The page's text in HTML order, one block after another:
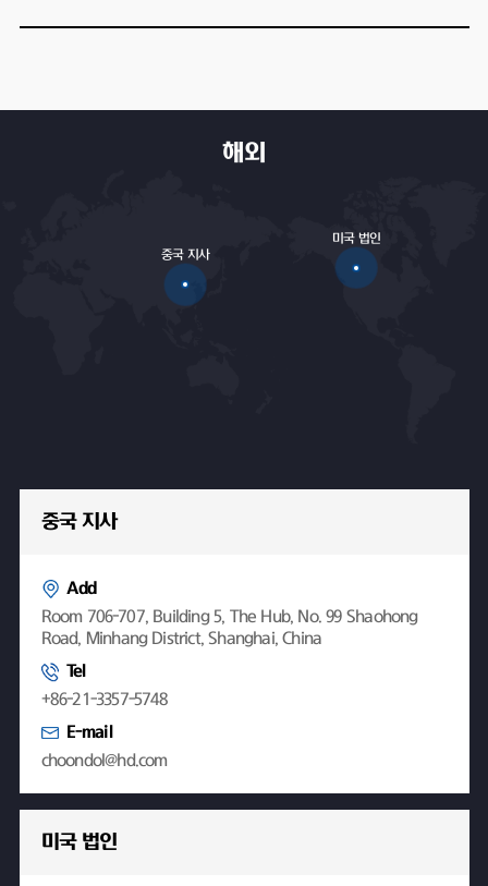
중국 지사
미국 법인
해외
중국 지사
Add
Room 706-707, Building 5, The Hub, No. 99 Shaohong
Road, Minhang District, Shanghai, China
Tel
+86-21-3357-5748
E-mail
choondol@hd.com
미국 법인